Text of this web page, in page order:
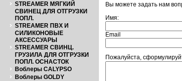
STREAMER МЯГКИЙ
СВИНЕЦ ДЛЯ ОТГРУЗКИ
ПОПЛ.
STREAMER ПВХ И
СИЛИКОНОВЫЕ
АКСЕССУАРЫ
STREAMER СВИНЦ.
ГРУЗИЛА ДЛЯ ОТГРУЗКИ
ПОПЛ. ОСНАСТОК
Воблеры CALYPSO
Воблеры GOLDY
Вы можете задать нам
Имя:
Email
Пожалуйста,